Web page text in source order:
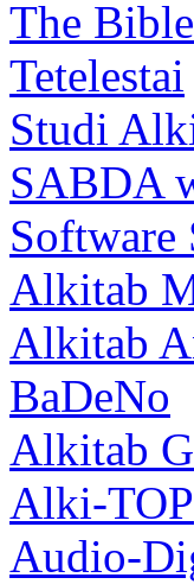
The
Tetelestai
Studi
SABDA
Alkitab
Alkitab
BaDeNo
Alkitab
Alki-TOP
Audio-